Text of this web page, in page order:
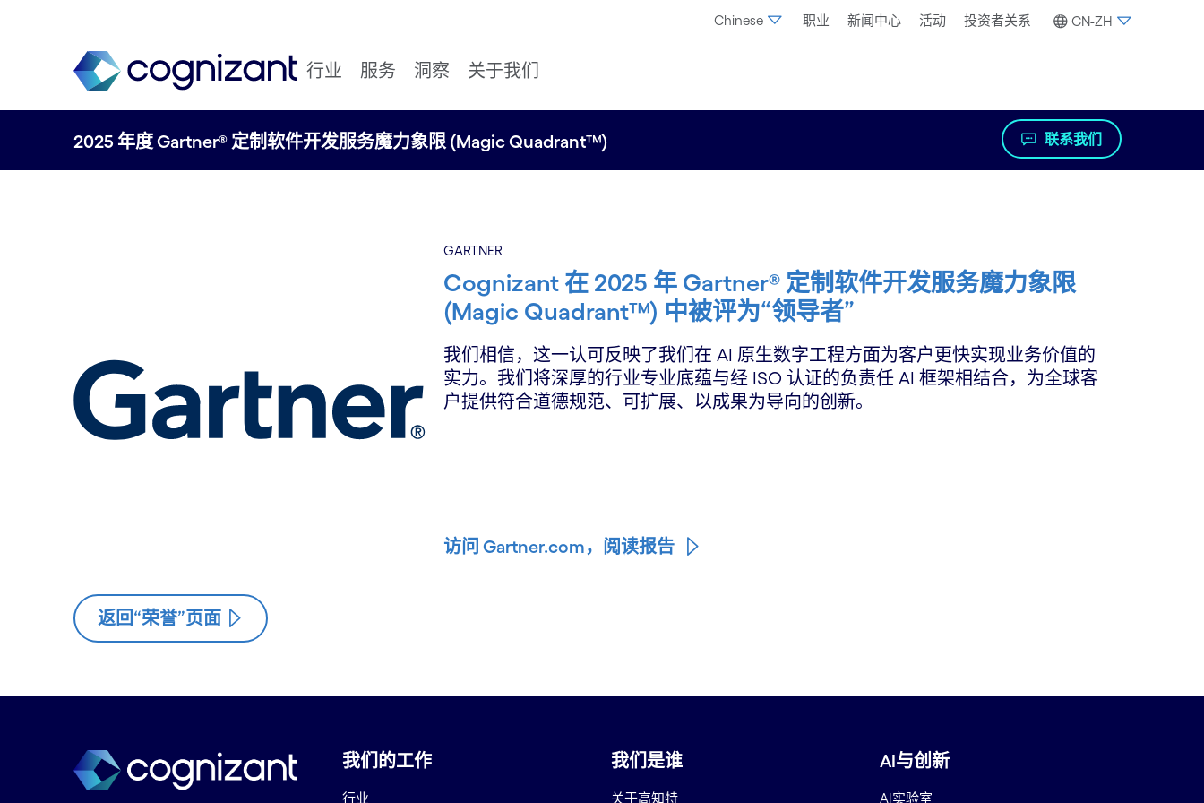
Chinese 职业 新闻中心 活动 投资者关系 CN-ZH
行业 服务 洞察 关于我们
2025 年度 Gartner® 定制软件开发服务魔力象限 (Magic Quadrant™) 联系我们
GARTNER
Cognizant 在 2025 年 Gartner® 定制软件开发服务魔力象限
(Magic Quadrant™) 中被评为“领导者”
我们相信，这一认可反映了我们在 AI 原生数字工程方面为客户更快实现业务价值的
实力。我们将深厚的行业专业底蕴与经 ISO 认证的负责任 AI 框架相结合，为全球客
户提供符合道德规范、可扩展、以成果为导向的创新。
访问 Gartner.com，阅读报告
返回“荣誉”页面
我们的工作
行业
我们是谁
关于高知特
AI与创新
AI实验室